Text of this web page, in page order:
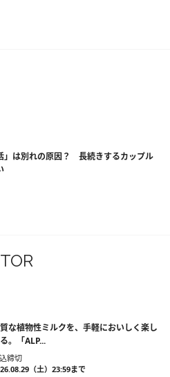
」は別れの原因？ 長続きするカップル
な植物性ミルクを、手軽においしく楽し
。「ALP...
締切
（土）23:59まで